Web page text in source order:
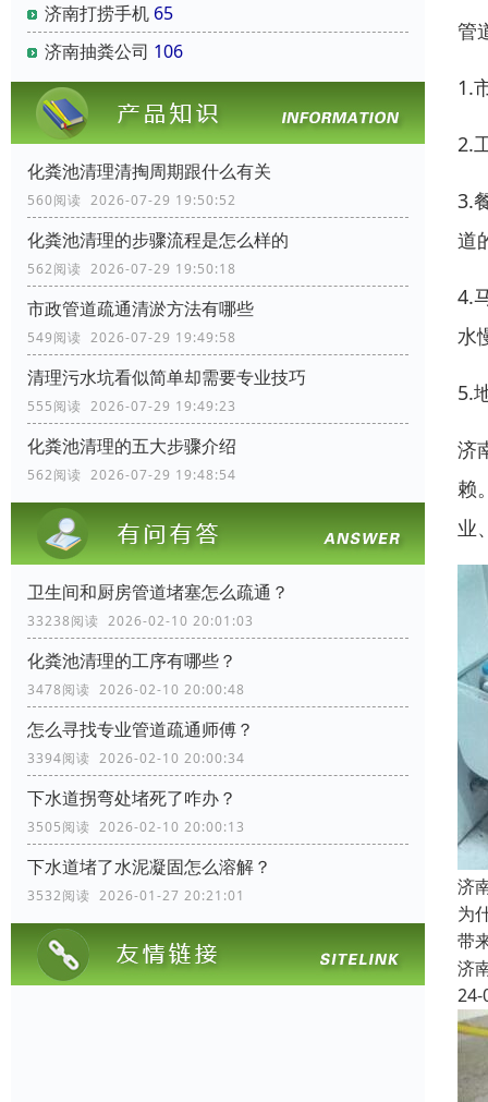
济南打捞手机 65
济南抽粪公司 106
化粪池清理清掏周期跟什么有关
560阅读 2026-07-29 19:50:52
化粪池清理的步骤流程是怎么样的
562阅读 2026-07-29 19:50:18
市政管道疏通清淤方法有哪些
549阅读 2026-07-29 19:49:58
清理污水坑看似简单却需要专业技巧
555阅读 2026-07-29 19:49:23
化粪池清理的五大步骤介绍
562阅读 2026-07-29 19:48:54
卫生间和厨房管道堵塞怎么疏通？
33238阅读 2026-02-10 20:01:03
化粪池清理的工序有哪些？
3478阅读 2026-02-10 20:00:48
怎么寻找专业管道疏通师傅？
3394阅读 2026-02-10 20:00:34
下水道拐弯处堵死了咋办？
3505阅读 2026-02-10 20:00:13
下水道堵了水泥凝固怎么溶解？
3532阅读 2026-01-27 20:21:01
管
1.
2.
3.
道
4.
水
5.
济
赖
业
济
为
带
济
24-